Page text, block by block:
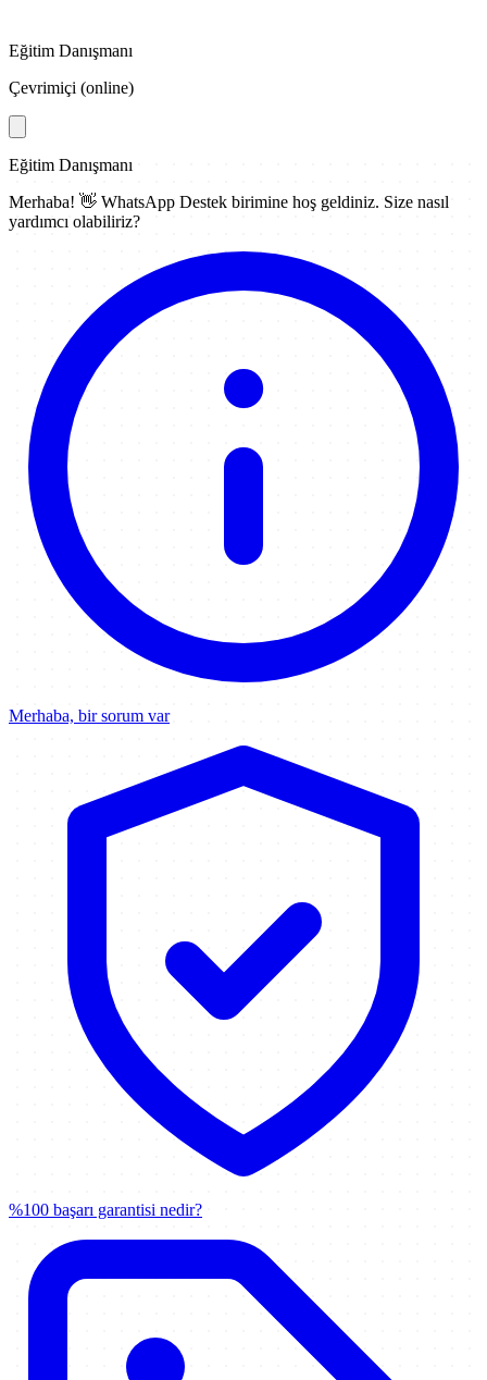
Eğitim Danışmanı
Çevrimiçi (online)
Eğitim Danışmanı
Merhaba! 👋 WhatsApp Destek birimine hoş geldiniz. Size nasıl
yardımcı olabiliriz?
Merhaba, bir sorum var
%100 başarı garantisi nedir?